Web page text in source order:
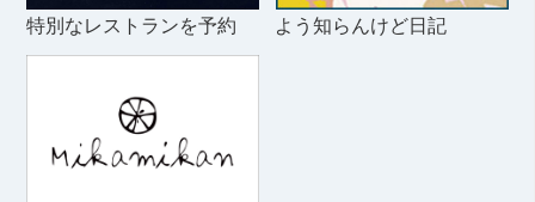
特別なレストランを予約 よう知らんけど日記